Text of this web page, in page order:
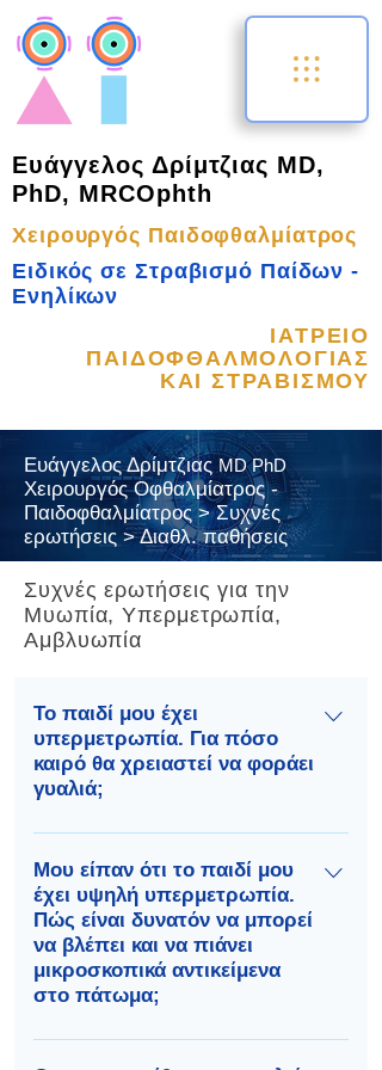
ΙΑΤΡΕΙΟ
ΠΑΙΔΟΦΘΑΛΜΟΛΟΓΙΑΣ
ΚΑΙ ΣΤΡΑΒΙΣΜΟΥ
Ευάγγελος Δρίμτζιας MD,
PhD, MRCOphth
Χειρουργός Παιδοφθαλμίατρος
Ειδικός σε Στραβισμό Παίδων -
Ενηλίκων
Ευάγγελος Δρίμτζιας MD PhD
Χειρουργός Οφθαλμίατρος -
Παιδοφθαλμίατρος > Συχνές
ερωτήσεις > Διαθλ. παθήσεις
Συχνές ερωτήσεις για την
Μυωπία, Υπερμετρωπία,
Αμβλυωπία
Το παιδί μου έχει
υπερμετρωπία. Για πόσο
καιρό θα χρειαστεί να φοράει
γυαλιά;
Σε γενικές γραμμές η ακριβής
πρόβλεψη είναι δύσκολη. Ο μέσος
όρος παιδιών ηλικίας κάτω των 5
ετών έχουν μεταξύ 1 και 2
βαθμούς υπερμετρωπίας. Κατά
μέσο όρο, τα παιδιά παραμένουν
υπερμετρωπικά μέχρι την ηλικία
των 7 ετών, έκτοτε η
Μου είπαν ότι το παιδί μου
έχει υψηλή υπερμετρωπία.
Πώς είναι δυνατόν να μπορεί
να βλέπει και να πιάνει
μικροσκοπικά αντικείμενα
στο πάτωμα;
Ένα παιδί με υψηλή